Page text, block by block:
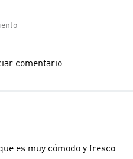
comentario
es muy cómodo y fresco